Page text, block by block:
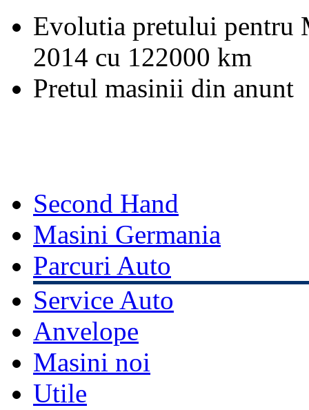
Evolutia pretului pentru
2014 cu 122000 km
Pretul masinii din anunt
Second Hand
Masini Germania
Parcuri Auto
Service Auto
Anvelope
Masini noi
Utile